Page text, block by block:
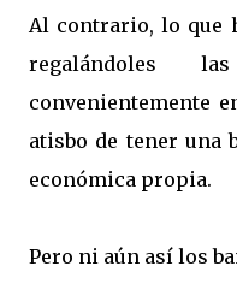
Al contrario, lo que
regalándoles
convenientemente
atisbo de tener una
económica propia.
Pero ni aún así los